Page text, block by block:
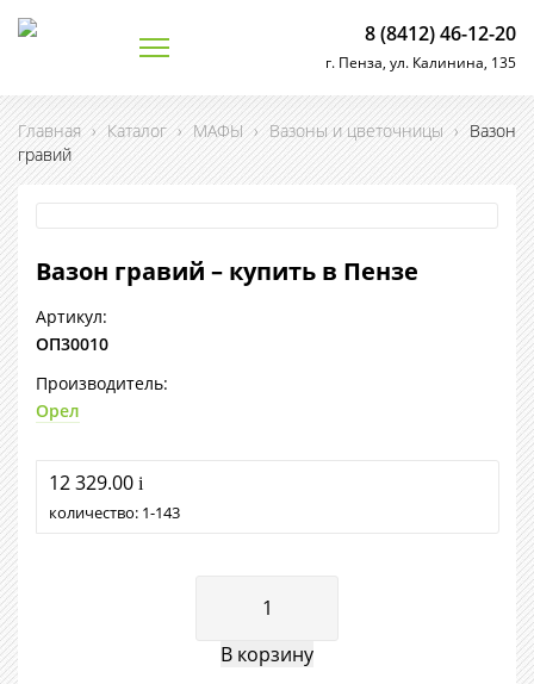
8 (8412) 46-12-20
г. Пенза, ул. Калинина, 135
Главная › Каталог › МАФЫ › Вазоны и цветочницы › Вазон
гравий
Вазон гравий – купить в Пензе
Артикул:
ОП30010
Производитель:
Орел
12 329.00 i
количество: 1 143